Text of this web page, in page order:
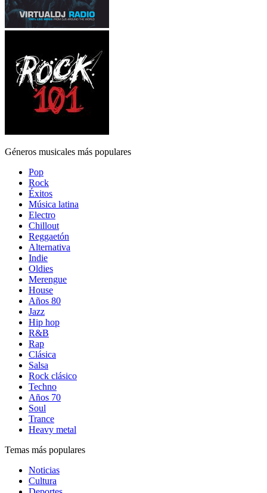
Géneros musicales más populares
Pop
Rock
Éxitos
Música latina
Electro
Chillout
Reggaetón
Alternativa
Indie
Oldies
Merengue
House
Años 80
Jazz
Hip hop
R&B
Rap
Clásica
Salsa
Rock clásico
Techno
Años 70
Soul
Trance
Heavy metal
Temas más populares
Noticias
Cultura